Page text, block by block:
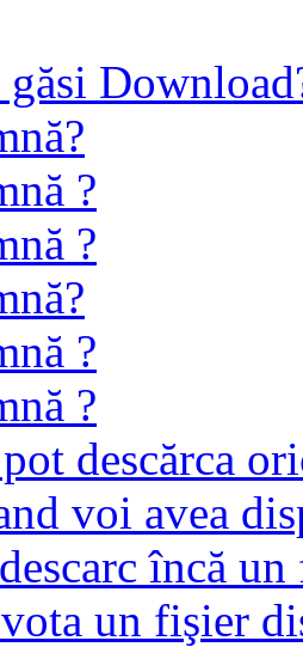
?
?
?
?
descărca
voi avea
încă
un fişier